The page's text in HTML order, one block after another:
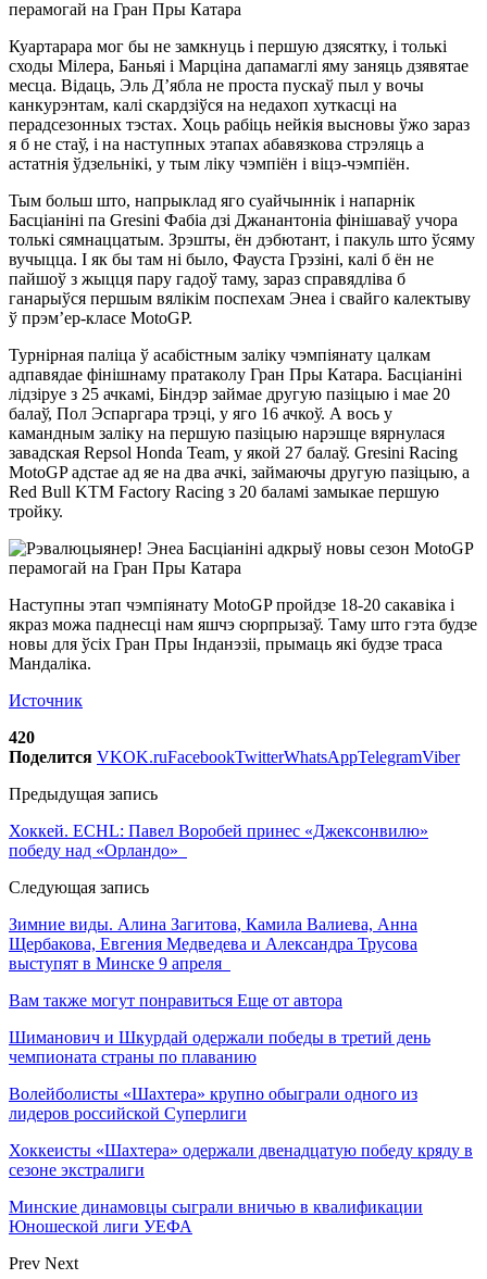
Куартарара мог бы не замкнуць і першую дзясятку, і толькі
сходы Мілера, Баньяі і Марціна дапамаглі яму заняць дзявятае
месца. Відаць, Эль Д’ябла не проста пускаў пыл у вочы
канкурэнтам, калі скардзіўся на недахоп хуткасці на
перадсезонных тэстах. Хоць рабіць нейкія высновы ўжо зараз
я б не стаў, і на наступных этапах абавязкова стрэляць а
астатнія ўдзельнікі, у тым ліку чэмпіён і віцэ-чэмпіён.
Тым больш што, напрыклад яго суайчыннік і напарнік
Басціаніні па Gresini Фабіа дзі Джанантоніа фінішаваў учора
толькі сямнаццатым. Зрэшты, ён дэбютант, і пакуль што ўсяму
вучыцца. І як бы там ні было, Фауста Грэзіні, калі б ён не
пайшоў з жыцця пару гадоў таму, зараз справядліва б
ганарыўся першым вялікім поспехам Энеа і свайго калектыву
ў прэм’ер-класе MotoGP.
Турнірная паліца ў асабістным заліку чэмпіянату цалкам
адпавядае фінішнаму пратаколу Гран Пры Катара. Басціаніні
лідзіруе з 25 ачкамі, Біндэр займае другую пазіцыю і мае 20
балаў, Пол Эспаргара трэці, у яго 16 ачкоў. А вось у
камандным заліку на першую пазіцыю нарэшце вярнулася
завадская Repsol Honda Team, у якой 27 балаў. Gresini Racing
MotoGP адстае ад яе на два ачкі, займаючы другую пазіцыю, а
Red Bull KTM Factory Racing з 20 баламі замыкае першую
тройку.
Наступны этап чэмпіянату MotoGP пройдзе 18-20 сакавіка і
якраз можа паднесці нам яшчэ сюрпрызаў. Таму што гэта будзе
новы для ўсіх Гран Пры Інданэзіі, прымаць які будзе траса
Мандаліка.
Источник
420
Поделится VKOK.ruFacebookTwitterWhatsAppTelegramViber
Предыдущая запись
Хоккей. ECHL: Павел Воробей принес «Джексонвилю»
победу над «Орландо»
Следующая запись
Зимние виды. Алина Загитова, Камила Валиева, Анна
Щербакова, Евгения Медведева и Александра Трусова
выступят в Минске 9 апреля
Вам также могут понравиться Еще от автора
Шиманович и Шкурдай одержали победы в третий день
чемпионата страны по плаванию
Волейболисты «Шахтера» крупно обыграли одного из
лидеров российской Суперлиги
Хоккеисты «Шахтера» одержали двенадцатую победу кряду в
сезоне экстралиги
Минские динамовцы сыграли вничью в квалификации
Юношеской лиги УЕФА
Prev Next